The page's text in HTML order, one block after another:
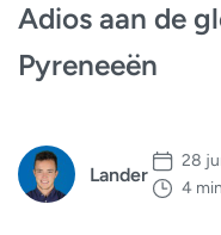
Adios aan de
Pyreneeën
Lander
28
4